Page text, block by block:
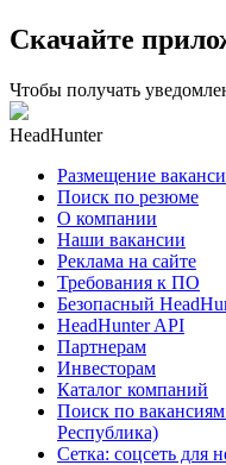
Скачайте
Чтобы получать
HeadHunter
Размещение
Поиск по резюме
О компании
Наши вакансии
Реклама на сайте
Требования к ПО
Безопасный
HeadHunter API
Партнерам
Инвесторам
Каталог компаний
Поиск по
Республика)
Сетка: соцсеть для